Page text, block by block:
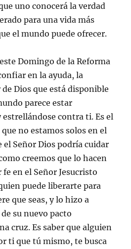
uno conocerá la verdad
para una vida más
el mundo puede ofrecer.
Domingo de la Reforma
en la ayuda, la
Dios que está disponible
parece estar
contra ti. Es el
no estamos solos en el
el Señor Dios podría cuidar
creemos que lo hacen
fe en el Señor Jesucristo
puede liberarte para
que seas, y lo hizo a
su nuevo pacto
cruz. Es saber que alguien
ti que tú mismo, te busca